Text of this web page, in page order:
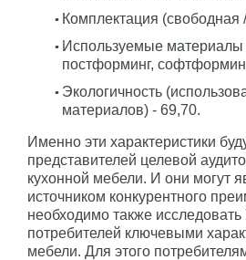
Комплектация (свободная
Используемые
постформинг,
Экологичность
материалов) - 69,70.
Именно эти характеристики
представителей целевой
кухонной мебели. И они могут
источником конкурентного
необходимо также
потребителей ключевыми
мебели. Для этого